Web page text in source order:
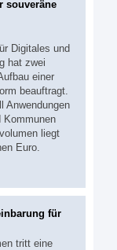
souveräne
Digitales und
hat zwei
einer
beauftragt.
Anwendungen
Kommunen
liegt
Euro.
für
tritt eine